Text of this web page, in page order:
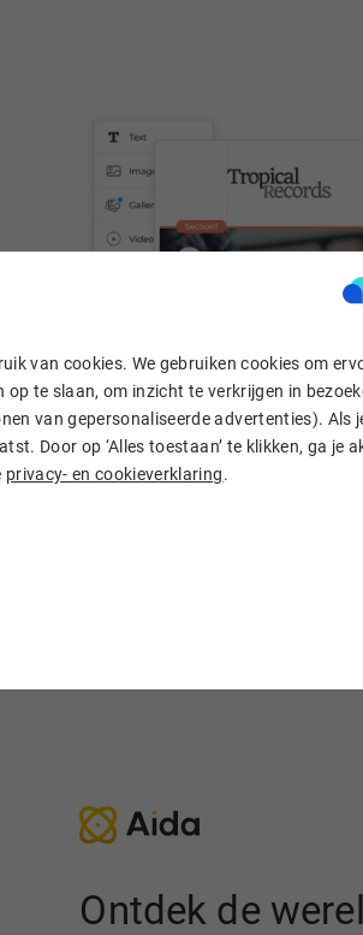
van cookies. We gebruiken cookies om
te slaan, om inzicht te verkrijgen in
van gepersonaliseerde advertenties). Als je
Door op ‘Alles toestaan’ te klikken, ga je
privacy- en cookieverklaring.
Ontdek de